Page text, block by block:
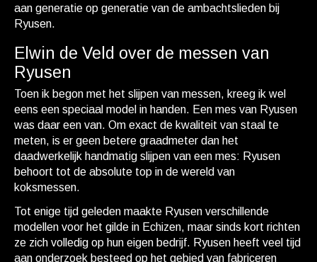
aan generatie op generatie van de ambachtslieden bij
Ryusen.
Elwin de Veld over de messen van
Ryusen
Toen ik begon met het slijpen van messen, kreeg ik wel
eens een speciaal model in handen. Een mes van Ryusen
was daar een van. Om exact de kwaliteit van staal te
meten, is er geen betere graadmeter dan het
daadwerkelijk handmatig slijpen van een mes: Ryusen
behoort tot de absolute top in de wereld van
koksmessen.
Tot enige tijd geleden maakte Ryusen verschillende
modellen voor het gilde in Echizen, maar sinds kort richten
ze zich volledig op hun eigen bedrijf. Ryusen heeft veel tijd
aan onderzoek besteed op het gebied van fabriceren